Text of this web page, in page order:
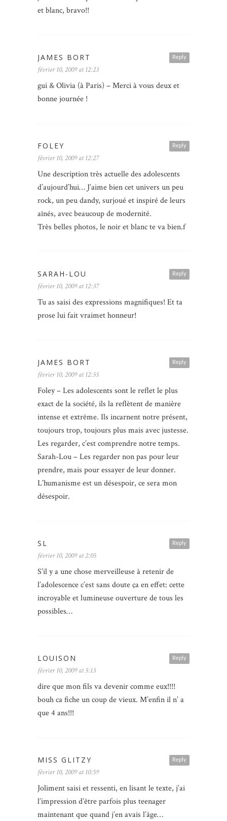
et blanc, bravo!!
Reply
JAMES BORT
février 10, 2009 at 12:23
gui & Olivia (à Paris) – Merci à vous deux et
bonne journée !
Reply
FOLEY
février 10, 2009 at 12:27
Une description très actuelle des adolescents
d’aujourd’hui… J’aime bien cet univers un peu
rock, un peu dandy, surjoué et inspiré de leurs
aînés, avec beaucoup de modernité.
Très belles photos, le noir et blanc te va bien.f
Reply
SARAH-LOU
février 10, 2009 at 12:37
Tu as saisi des expressions magnifiques! Et ta
prose lui fait vraimet honneur!
Reply
JAMES BORT
février 10, 2009 at 12:55
Foley – Les adolescents sont le reflet le plus
exact de la société, ils la reflètent de manière
intense et extrême. Ils incarnent notre présent,
toujours trop, toujours plus mais avec justesse.
Les regarder, c’est comprendre notre temps.
Sarah-Lou – Les regarder non pas pour leur
prendre, mais pour essayer de leur donner.
L’humanisme est un désespoir, ce sera mon
désespoir.
Reply
SL
février 10, 2009 at 2:05
S’il y a une chose merveilleuse à retenir de
l’adolescence c’est sans doute ça en effet: cette
incroyable et lumineuse ouverture de tous les
possibles…
Reply
LOUISON
février 10, 2009 at 5:13
dire que mon fils va devenir comme eux!!!!
bouh ca fiche un coup de vieux. M’enfin il n’ a
que 4 ans!!!
Reply
MISS GLITZY
février 10, 2009 at 10:59
Joliment saisi et ressenti, en lisant le texte, j’ai
l’impression d’être parfois plus teenager
maintenant que quand j’en avais l’âge…